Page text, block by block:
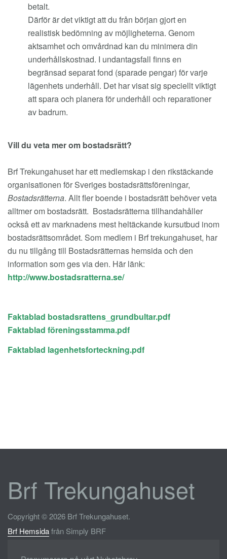
betalt.
Därför är det viktigt att du från början gjort en
realistisk bedömning av möjligheterna. Genom
aktsamhet och omvårdnad kan du minimera din
underhållskostnad. I undantagsfall finns en
begränsad separat fond (sparade pengar) för varje
lägenhets underhåll. Det har visat sig speciellt viktigt
att spara och planera för underhåll och reparationer
av badrum.
Vill du veta mer om bostadsrätt?
Brf Trekungahuset har ett medlemskap i den rikstäckande
organisationen för Sveriges bostadsrättsföreningar,
Bostadsrätterna. Allt fler boende i bostadsrätt behöver veta
alltmer om bostadsrätt. Bostadsrätterna tillhandahåller
också ett av marknadens mest heltäckande kursutbud inom
bostadsrättsområdet. Som medlem i Brf trekungahuset, har
du nu tillgång till Bostadsrätternas hemsida och den
information som ges via den. Här länk:
http://www.bostadsratterna.se/
Faktablad bostadsrattens_grundbultar.pdf
Faktablad föreningsstamma.pdf
Faktablad lagenhetsforteckning.pdf
Brf Trekungahuset
Copyright © 2026 Brf Trekungahuset.
Brf Hemsidafrån Simply BRF